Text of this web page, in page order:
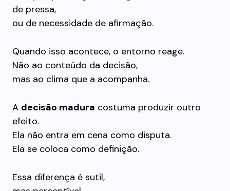
de pressa,
ou de necessidade de afirmação.
Quando isso acontece, o entorno reage.
Não ao conteúdo da decisão,
mas ao clima que a acompanha.
A decisão madura costuma produzir outro
efeito.
Ela não entra em cena como disputa.
Ela se coloca como definição.
Essa diferença é sutil,